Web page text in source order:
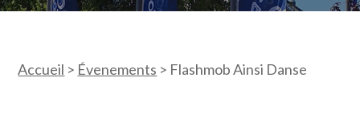
Accueil > Évenements > Flashmob Ainsi Danse